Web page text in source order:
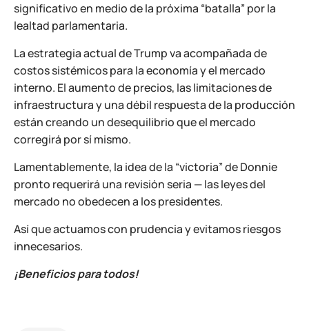
significativo en medio de la próxima “batalla” por la
lealtad parlamentaria.
La estrategia actual de Trump va acompañada de
costos sistémicos para la economía y el mercado
interno. El aumento de precios, las limitaciones de
infraestructura y una débil respuesta de la producción
están creando un desequilibrio que el mercado
corregirá por sí mismo.
Lamentablemente, la idea de la “victoria” de Donnie
pronto requerirá una revisión seria — las leyes del
mercado no obedecen a los presidentes.
Así que actuamos con prudencia y evitamos riesgos
innecesarios.
¡Beneficios para todos!